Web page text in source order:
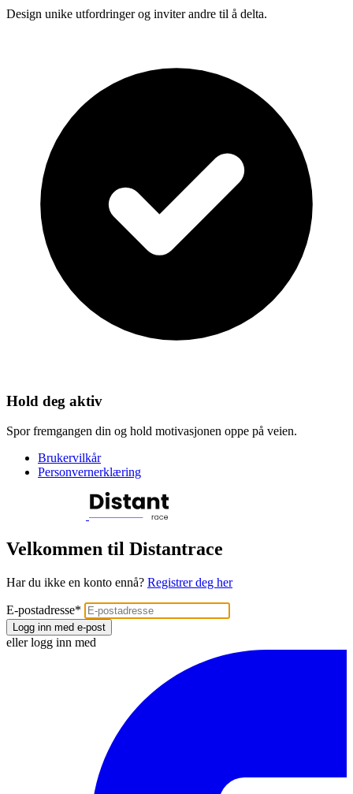
Design unike utfordringer og inviter andre til å delta.
Hold deg aktiv
Spor fremgangen din og hold motivasjonen oppe på veien.
Brukervilkår
Personvernerklæring
Velkommen til Distantrace
Har du ikke en konto ennå? Registrer deg her
E-postadresse*
Logg inn med e-post
eller logg inn med